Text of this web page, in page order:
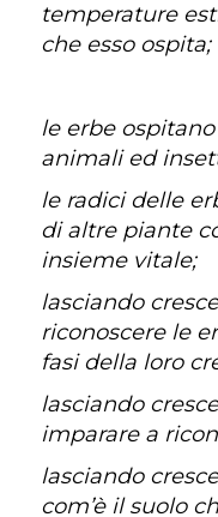
temperature
che esso ospita;
le erbe
animali ed
le radici delle
di altre piante
insieme vitale;
lasciando
riconoscere le
fasi della loro
lasciando
imparare a
lasciando
com’è il suolo